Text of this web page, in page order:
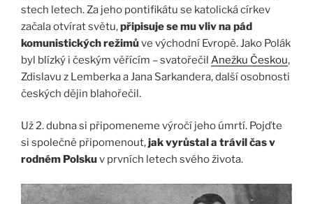
stech letech. Za jeho pontifikátu se katolická církev
začala otvírat světu,připisuje se mu vliv na pád
komunistických režimůve východní Evropě. Jako Polák
byl blízký i českým věřícím – svatořečil Anežku Českou,
Zdislavu z Lemberka a Jana Sarkandera, další osobnosti
českých dějin blahořečil.
Už 2. dubna si připomeneme výročí jeho úmrtí. Pojďte
si společně připomenout,jak vyrůstal a trávil čas v
rodném Polskuv prvních letech svého života.